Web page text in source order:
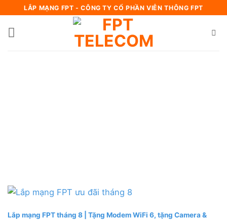
LẮP MẠNG FPT - CÔNG TY CỔ PHẦN VIỄN THÔNG FPT
Lắp mạng FPT tháng 8 | Tặng Modem WiFi 6, tặng Camera &